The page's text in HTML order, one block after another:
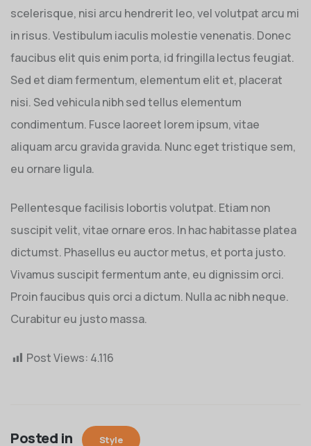
scelerisque, nisi arcu hendrerit leo, vel volutpat arcu mi
in risus. Vestibulum iaculis molestie venenatis. Donec
faucibus elit quis enim porta, id fringilla lectus feugiat.
Sed et diam fermentum, elementum elit et, placerat
nisi. Sed vehicula nibh sed tellus elementum
condimentum. Fusce laoreet lorem ipsum, vitae
aliquam arcu gravida gravida. Nunc eget tristique sem,
eu ornare ligula.
Pellentesque facilisis lobortis volutpat. Etiam non
suscipit velit, vitae ornare eros. In hac habitasse platea
dictumst. Phasellus eu auctor metus, et porta justo.
Vivamus suscipit fermentum ante, eu dignissim orci.
Proin faucibus quis orci a dictum. Nulla ac nibh neque.
Curabitur eu justo massa.
Post Views: 4.116
Posted in Style